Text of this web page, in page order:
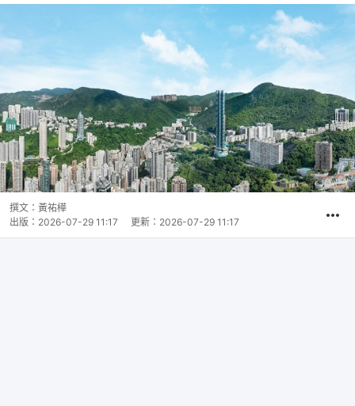
撰文： 黃祐樺
出版： 2026-07-29 11:17 更新： 2026-07-29 11:17